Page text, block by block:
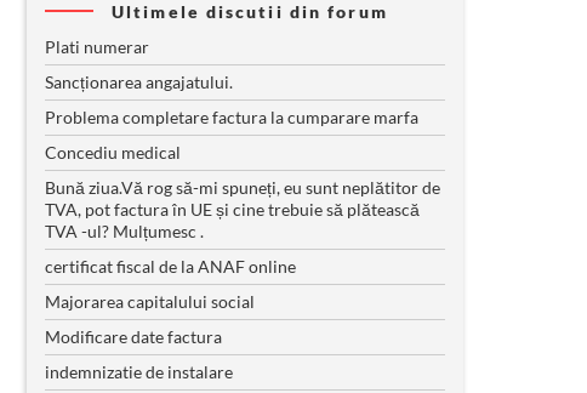
Ultimele discutii din forum
Plati numerar
Sancționarea angajatului.
Problema completare factura la cumparare marfa
Concediu medical
Bună ziua.Vă rog să-mi spuneți, eu sunt neplătitor de
TVA, pot factura în UE și cine trebuie să plătească
TVA -ul? Mulțumesc .
certificat fiscal de la ANAF online
Majorarea capitalului social
Modificare date factura
indemnizatie de instalare